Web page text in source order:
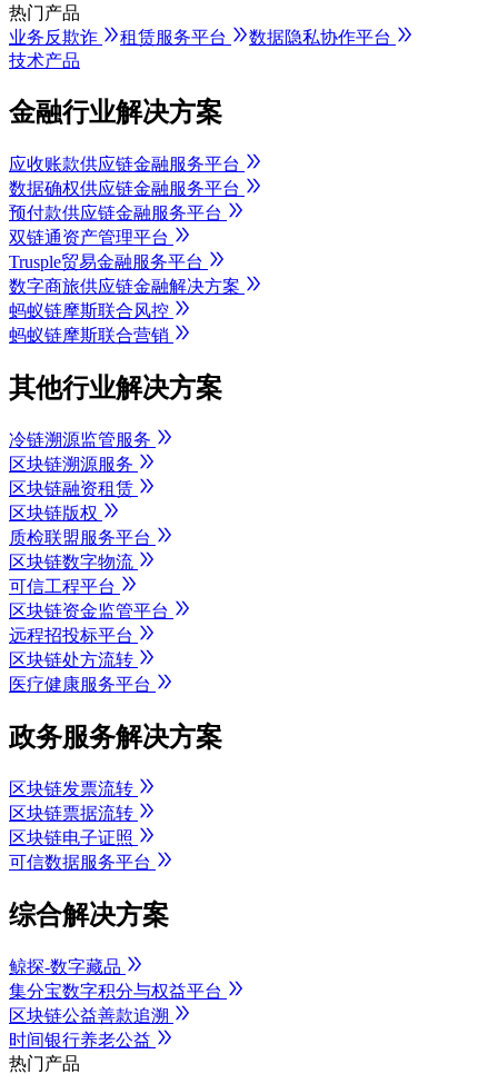
热门产品
业务反欺诈
租赁服务平台
数据隐私协作平台
技术产品
金融行业解决方案
应收账款供应链金融服务平台
数据确权供应链金融服务平台
预付款供应链金融服务平台
双链通资产管理平台
Trusple贸易金融服务平台
数字商旅供应链金融解决方案
蚂蚁链摩斯联合风控
蚂蚁链摩斯联合营销
其他行业解决方案
冷链溯源监管服务
区块链溯源服务
区块链融资租赁
区块链版权
质检联盟服务平台
区块链数字物流
可信工程平台
区块链资金监管平台
远程招投标平台
区块链处方流转
医疗健康服务平台
政务服务解决方案
区块链发票流转
区块链票据流转
区块链电子证照
可信数据服务平台
综合解决方案
鲸探-数字藏品
集分宝数字积分与权益平台
区块链公益善款追溯
时间银行养老公益
热门产品